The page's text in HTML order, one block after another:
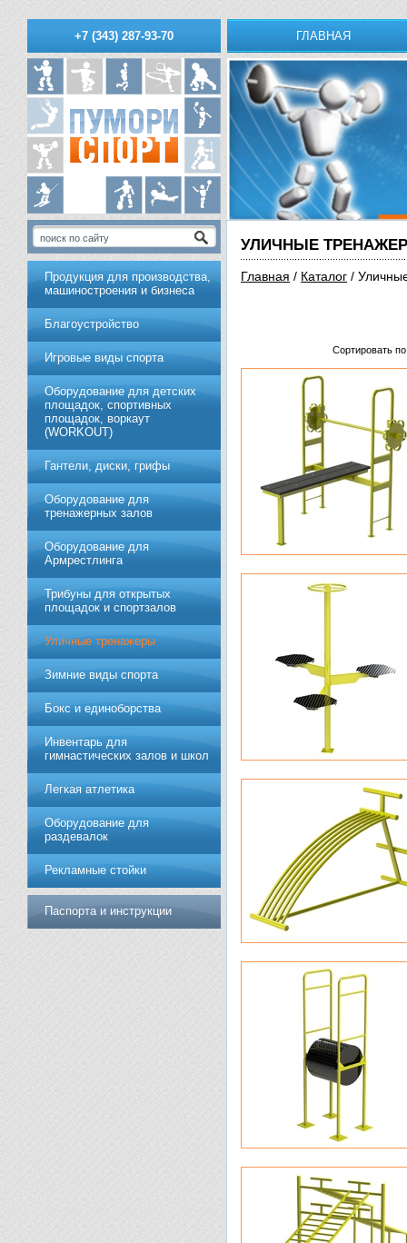
+7 (343) 287-93-70 ГЛАВНАЯ
УЛИЧНЫЕ
Главная / Каталог /
Сортировать
Продукция для производства,
машиностроения и бизнеса
Благоустройство
Игровые виды спорта
Оборудование для детских
площадок, спортивных
площадок, воркаут
(WORKOUT)
Гантели, диски, грифы
Обoрудoвание для
трeнажерных залoв
Оборудование для
Армрестлинга
Трибуны для открытых
площадок и спортзалов
Уличные тренажеры
Зимние виды спорта
Бокс и единоборства
Инвентарь для
гимнастических залов и школ
Легкая атлетика
Оборудование для
раздевалок
Рекламные стойки
Паспорта и инструкции